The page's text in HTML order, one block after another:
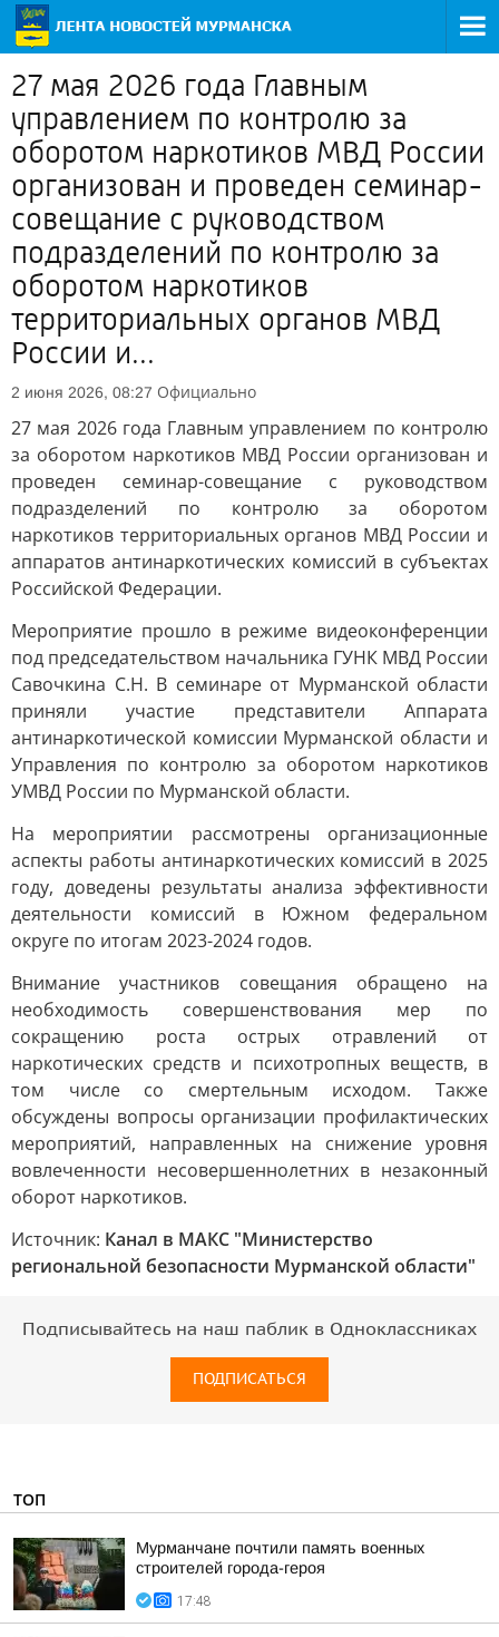
27 мая 2026 года Главным
управлением по контролю за
оборотом наркотиков МВД России
организован и проведен семинар-
совещание с руководством
подразделений по контролю за
оборотом наркотиков
территориальных органов МВД
России и...
2 июня 2026, 08:27 Официально
27 мая 2026 года Главным управлением по контролю
за оборотом наркотиков МВД России организован и
проведен семинар-совещание с руководством
подразделений по контролю за оборотом
наркотиков территориальных органов МВД России и
аппаратов антинаркотических комиссий в субъектах
Российской Федерации.
Мероприятие прошло в режиме видеоконференции
под председательством начальника ГУНК МВД России
Савочкина С.Н. В семинаре от Мурманской области
приняли участие представители Аппарата
антинаркотической комиссии Мурманской области и
Управления по контролю за оборотом наркотиков
УМВД России по Мурманской области.
На мероприятии рассмотрены организационные
аспекты работы антинаркотических комиссий в 2025
году, доведены результаты анализа эффективности
деятельности комиссий в Южном федеральном
округе по итогам 2023-2024 годов.
Внимание участников совещания обращено на
необходимость совершенствования мер по
сокращению роста острых отравлений от
наркотических средств и психотропных веществ, в
том числе со смертельным исходом. Также
обсуждены вопросы организации профилактических
мероприятий, направленных на снижение уровня
вовлеченности несовершеннолетних в незаконный
оборот наркотиков.
Источник: Канал в МАКС "Министерство
региональной безопасности Мурманской области"
Подписывайтесь на наш паблик в Одноклассниках
ПОДПИСАТЬСЯ
ТОП
Мурманчане почтили память военных
строителей города-героя
17:48